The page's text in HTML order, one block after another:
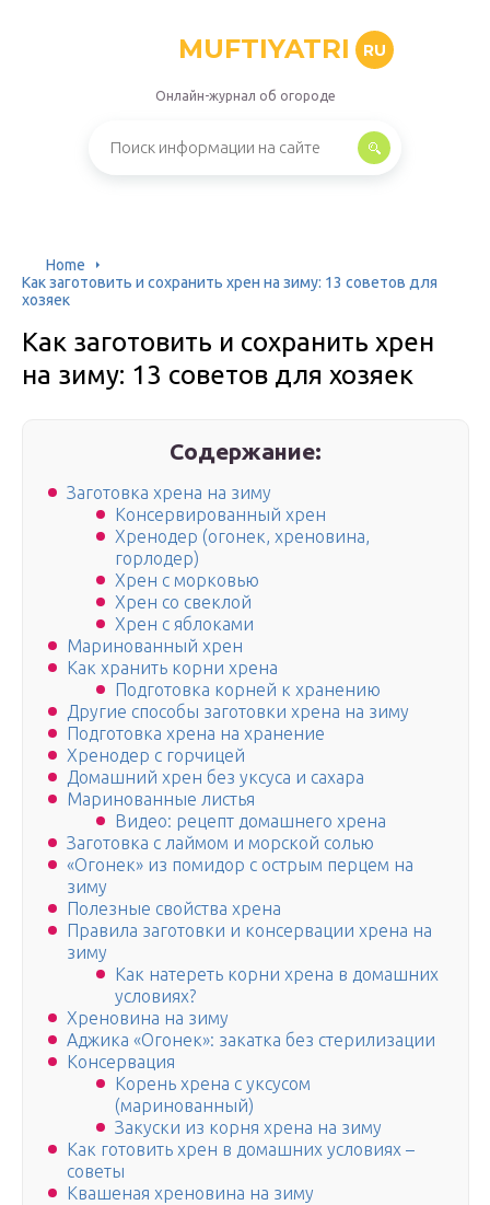
MUFTIYATRI RU
Онлайн-журнал об огороде
Home
Как заготовить и сохранить хрен на зиму: 13 советов для
хозяек
Как заготовить и сохранить хрен
на зиму: 13 советов для хозяек
Содержание:
Заготовка хрена на зиму
Консервированный хрен
Хренодер (огонек, хреновина,
горлодер)
Хрен с морковью
Хрен со свеклой
Хрен с яблоками
Маринованный хрен
Как хранить корни хрена
Подготовка корней к хранению
Другие способы заготовки хрена на зиму
Подготовка хрена на хранение
Хренодер с горчицей
Домашний хрен без уксуса и сахара
Маринованные листья
Видео: рецепт домашнего хрена
Заготовка с лаймом и морской солью
«Огонек» из помидор с острым перцем на
зиму
Полезные свойства хрена
Правила заготовки и консервации хрена на
зиму
Как натереть корни хрена в домашних
условиях?
Хреновина на зиму
Аджика «Огонек»: закатка без стерилизации
Консервация
Корень хрена с уксусом
(маринованный)​
Закуски из корня хрена на зиму
Как готовить хрен в домашних условиях –
советы
Квашеная хреновина на зиму